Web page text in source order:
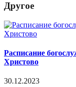
Другое
Расписание
Христово
30.12.2023